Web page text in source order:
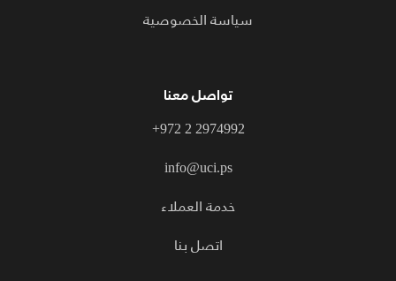
سياسة الخصوصية
تواصل معنا
+972 2 2974992
info@uci.ps
خدمة العملاء
اتصل بنا